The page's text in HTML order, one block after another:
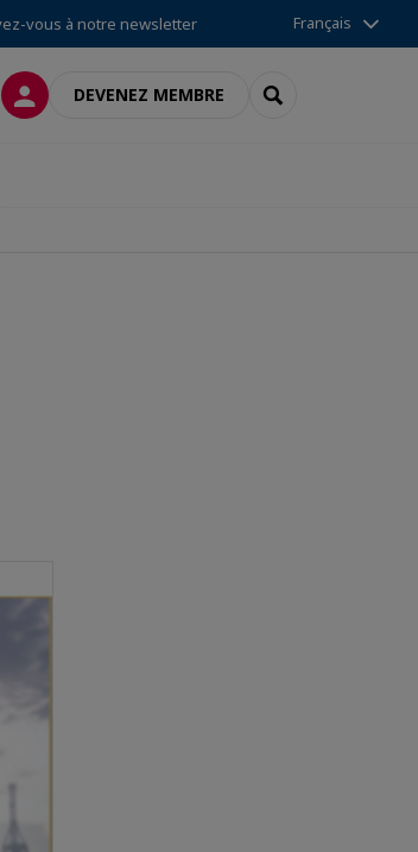
vous à notre newsletter Français
CONNEXIONDEVENEZ MEMBRE RECHERCHER